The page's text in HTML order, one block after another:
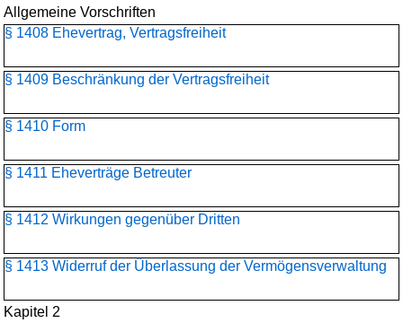
Allgemeine Vorschriften
§ 1408 Ehevertrag, Vertragsfreiheit
§ 1409 Beschränkung der Vertragsfreiheit
§ 1410 Form
§ 1411 Eheverträge Betreuter
§ 1412 Wirkungen gegenüber Dritten
§ 1413 Widerruf der Überlassung der Vermögensverwaltung
Kapitel 2